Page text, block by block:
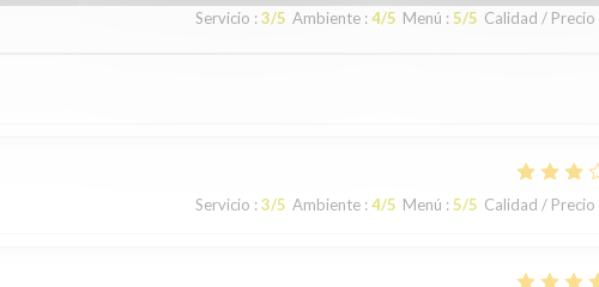
Servicio : 3/5 Ambiente : 4/5 Menú : 5/5 Calidad / Precio
Servicio : 3/5 Ambiente : 4/5 Menú : 5/5 Calidad / Precio